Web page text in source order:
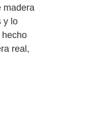
madera
y lo
real,